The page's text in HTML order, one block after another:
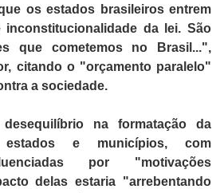
os estados brasileiros entrem
da lei. São
que cometemos no Brasil...",
citando o "orçamento paralelo"
a sociedade.
na formatação da
estados e municípios, com
por "motivações
delas estaria "arrebentando